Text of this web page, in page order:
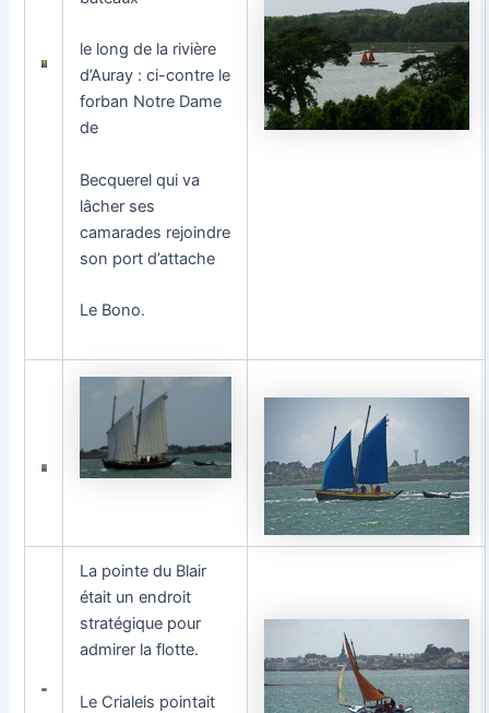
le long de la rivière
d’Auray : ci-contre le
forban Notre Dame
de
Becquerel qui va
lâcher ses
camarades rejoindre
son port d’attache
Le Bono.
La pointe du Blair
était un endroit
stratégique pour
admirer la flotte.
Le Crialeis pointait